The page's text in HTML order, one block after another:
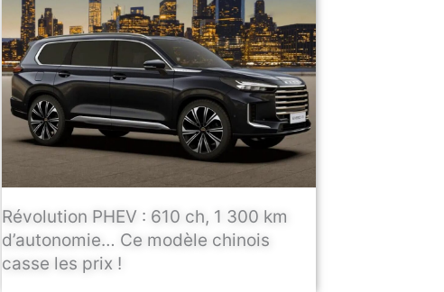
Révolution PHEV : 610 ch, 1 300 km
d’autonomie… Ce modèle chinois
casse les prix !